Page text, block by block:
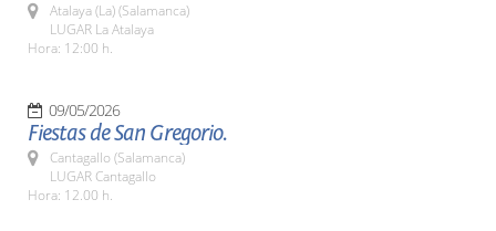
Atalaya (La) (Salamanca)
LUGAR La Atalaya
Hora: 12:00 h.
09/05/2026
Fiestas de San Gregorio.
Cantagallo (Salamanca)
LUGAR Cantagallo
Hora: 12.00 h.